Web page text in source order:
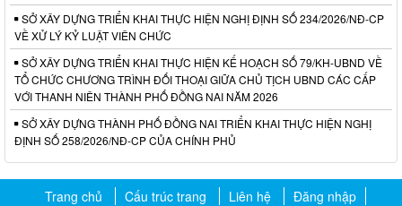
SỞ XÂY DỰNG TRIỂN KHAI THỰC HIỆN NGHỊ ĐỊNH SỐ 234/2026/NĐ-CP
VỀ XỬ LÝ KỶ LUẬT VIÊN CHỨC
SỞ XÂY DỰNG TRIỂN KHAI THỰC HIỆN KẾ HOẠCH SỐ 79/KH-UBND VỀ
TỔ CHỨC CHƯƠNG TRÌNH ĐỐI THOẠI GIỮA CHỦ TỊCH UBND CÁC CẤP
VỚI THANH NIÊN THÀNH PHỐ ĐỒNG NAI NĂM 2026
SỞ XÂY DỰNG THÀNH PHỐ ĐỒNG NAI TRIỂN KHAI THỰC HIỆN NGHỊ
ĐỊNH SỐ 258/2026/NĐ-CP CỦA CHÍNH PHỦ
Trang chủ Cấu trúc trang Liên hệ Đăng nhập